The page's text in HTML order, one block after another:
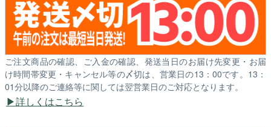
ご注文商品の確認、ご入金の確認、発送当日のお届け先変更・お届
け時間帯変更・キャンセル等の〆切は、営業日の13：00です。13：
01分以降のご連絡等に関しては翌営業日のご対応となります。
詳しくはこちら